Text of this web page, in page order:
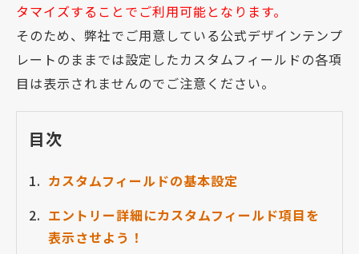
タマイズすることでご利用可能となります。
そのため、弊社でご用意している公式デザインテンプ
レートのままでは設定したカスタムフィールドの各項
目は表示されませんのでご注意ください。
目次
カスタムフィールドの基本設定
エントリー詳細にカスタムフィールド項目を
表示させよう！